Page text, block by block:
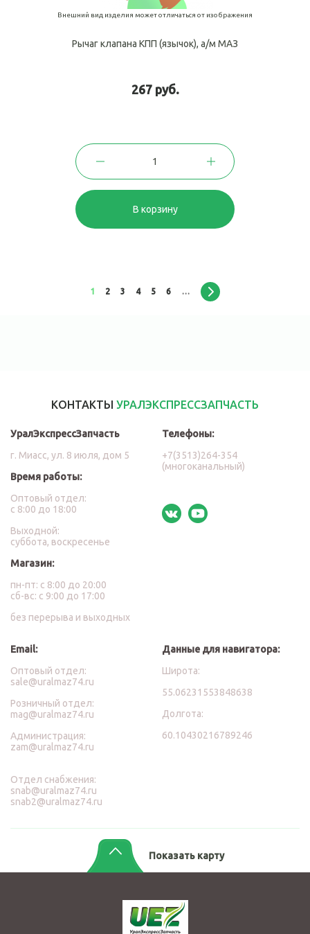
Внешний вид изделия может отличаться от изображения
Рычаг клапана КПП (язычок), а/м МАЗ
267 руб.
В корзину
1 2 3 4 5 6 …
КОНТАКТЫ УРАЛЭКСПРЕССЗАПЧАСТЬ
УралЭкспрессЗапчасть
г. Миасс, ул. 8 июля, дом 5
Время работы:
Оптовый отдел:
с 8:00 до 18:00
Выходной:
суббота, воскресенье
Магазин:
пн-пт: с 8:00 до 20:00
сб-вс: с 9:00 до 17:00
без перерыва и выходных
Телефоны:
+7(3513)264-354
(многоканальный)
Email:
Оптовый отдел:
sale@uralmaz74.ru
Розничный отдел:
mag@uralmaz74.ru
Администрация:
zam@uralmaz74.ru
Отдел снабжения:
snab@uralmaz74.ru
snab2@uralmaz74.ru
Данные для навигатора:
Широта:
55.06231553848638
Долгота:
60.10430216789246
Показать карту